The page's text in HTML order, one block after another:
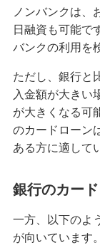
カードロ
利息を抑
方法や当
カードロ
やメリッ
利用中に
カードロ
を検討す
ノンバンクは、
日融資も可能で
バンクの利用を
ただし、銀行と
入金額が大きい
が大きくなる可
のカードローン
ある方に適して
銀行のカー
一方、以下のよ
が向いています。